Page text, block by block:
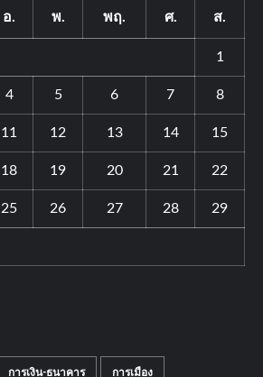
อ. พ. พฤ. ศ. ส.
1
4 5 6 7 8
11 12 13 14 15
18 19 20 21 22
25 26 27 28 29
การเงิน-ธนาคาร การเมือง